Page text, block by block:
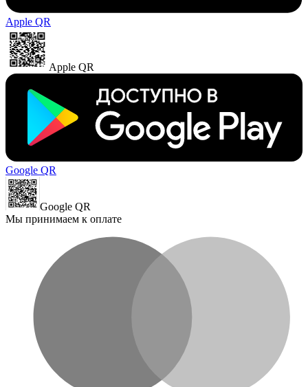
Apple QR
Apple QR
Google QR
Google QR
Мы принимаем к оплате